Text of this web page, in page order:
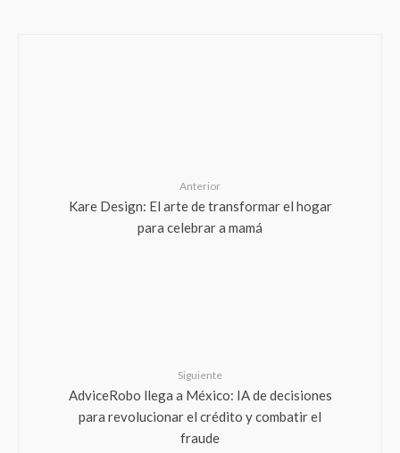
Anterior
Kare Design: El arte de transformar el hogar
para celebrar a mamá
Siguiente
AdviceRobo llega a México: IA de decisiones
para revolucionar el crédito y combatir el
fraude